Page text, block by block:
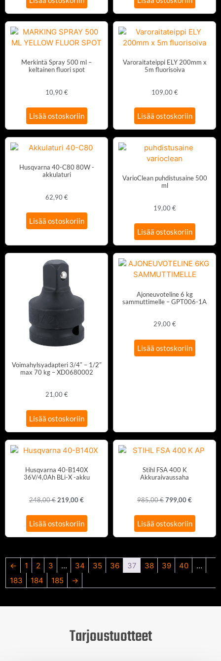
Merkintä Spray 500 ml –
keltainen fluori spot
10,90 €
Lisää ostoskoriin
Varoraitateippi ELY 200mm x
5m fluorisoiva
109,00 €
Lisää ostoskoriin
Husqvarna 40-C80 80W -
akkulaturi
62,90 €
Lisää ostoskoriin
VarioClean puhdistusaine 500
ml
19,00 €
Lisää ostoskoriin
Voimahylsyadapteri 3/4″ – 1/2″
max 70 kg – XD0680002
21,00 €
Lisää ostoskoriin
Ajoneuvoteline 6 kg
sammuttimelle – GPT006-1A
29,00 €
Lisää ostoskoriin
Husqvarna 40-B140X
36V/4,0Ah BLi-X -akku
248,00€219,00€
Lisää ostoskoriin
Stihl FSA 400 K
Akkuraivaussaha
985,00€799,00€
Lisää ostoskoriin
← 1 2 3 … 34 35 36 37 38 39 40
…
183
184 185 →
Tarjoustuotteet